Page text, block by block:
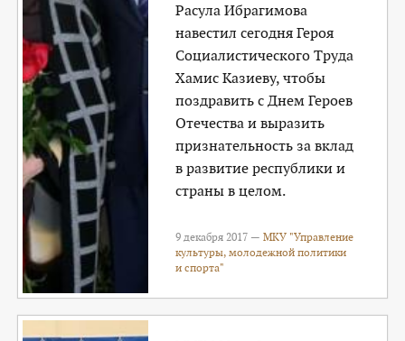
Расула Ибрагимова
навестил сегодня Героя
Социалистического Труда
Хамис Казиеву, чтобы
поздравить с Днем Героев
Отечества и выразить
признательность за вклад
в развитие республики и
страны в целом.
9 декабря 2017 —МКУ "Управление
культуры, молодежной политики
и спорта"